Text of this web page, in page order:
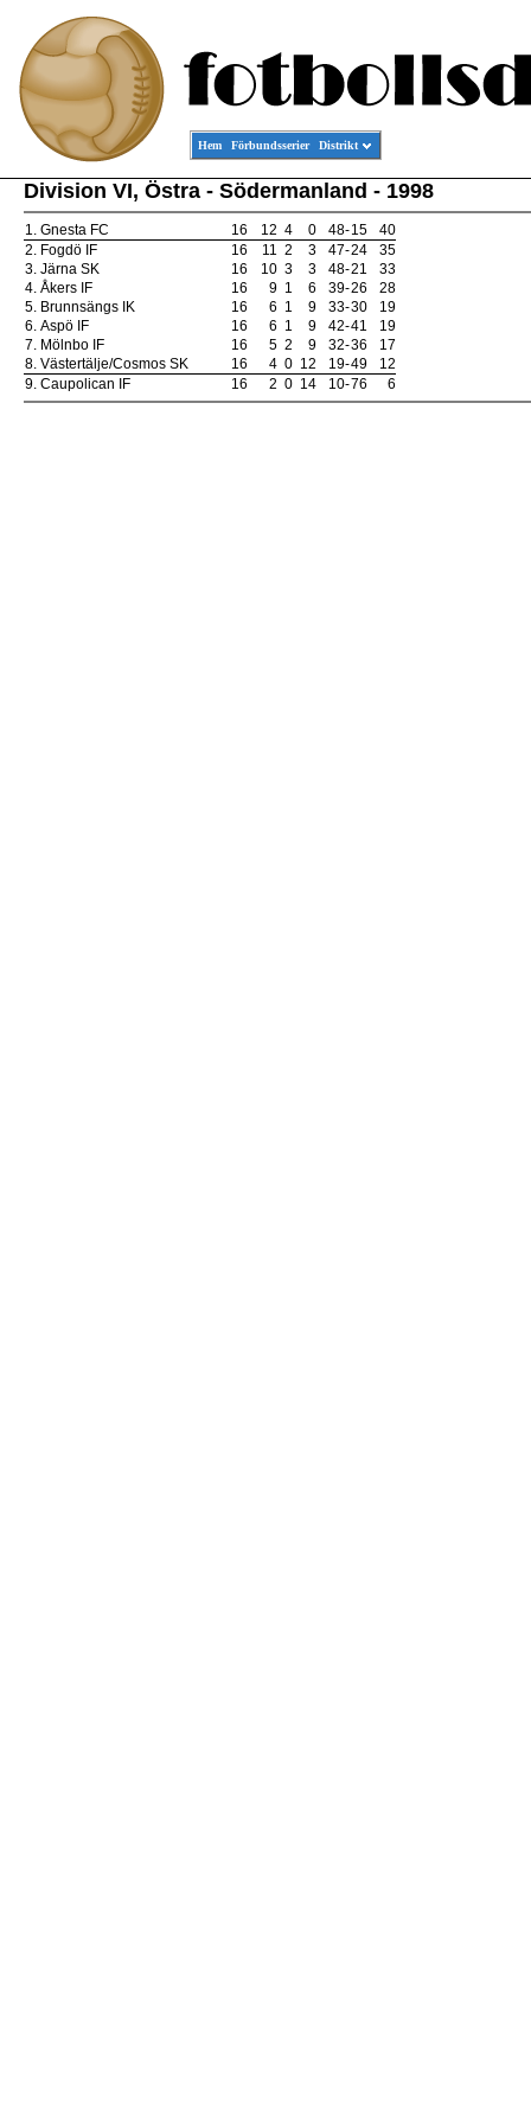
Hem Förbundsserier Distrikt
Division VI, Östra - Södermanland - 1998
1. Gnesta FC 16 12 4 0 48-15
40
2. Fogdö IF 16 11 2 3 47-24
35
3. Järna SK 16 10 3 3 48-21
33
4. Åkers IF 16 9 1 6 39-26
28
5. Brunnsängs IK 16 6 1 9 33-30
19
6. Aspö IF 16 6 1 9 42-41
19
7. Mölnbo IF 16 5 2 9 32-36
17
8. Västertälje/Cosmos SK 16 4 0 12 19-49
12
9. Caupolican IF 16 2 0 14 10-76 6